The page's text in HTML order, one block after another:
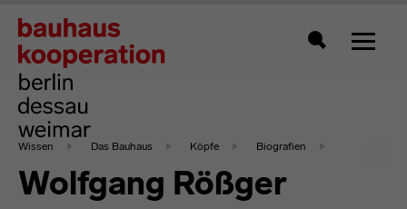
Zeigt
Wissen Das Bauhaus Köpfe Biografien
Wolfgang Rößger